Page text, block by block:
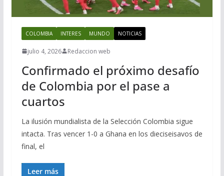
COLOMBIA INTERES MUNDO NOTICIAS
julio 4, 2026 Redaccion web
Confirmado el próximo desafío
de Colombia por el pase a
cuartos
La ilusión mundialista de la Selección Colombia sigue
intacta. Tras vencer 1-0 a Ghana en los dieciseisavos de
final, el
Leer más